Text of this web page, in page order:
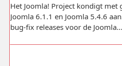
Het Joomla! Project kondigt met
Joomla 6.1.1 en Joomla 5.4.6
bug-fix releases voor de Joomla...